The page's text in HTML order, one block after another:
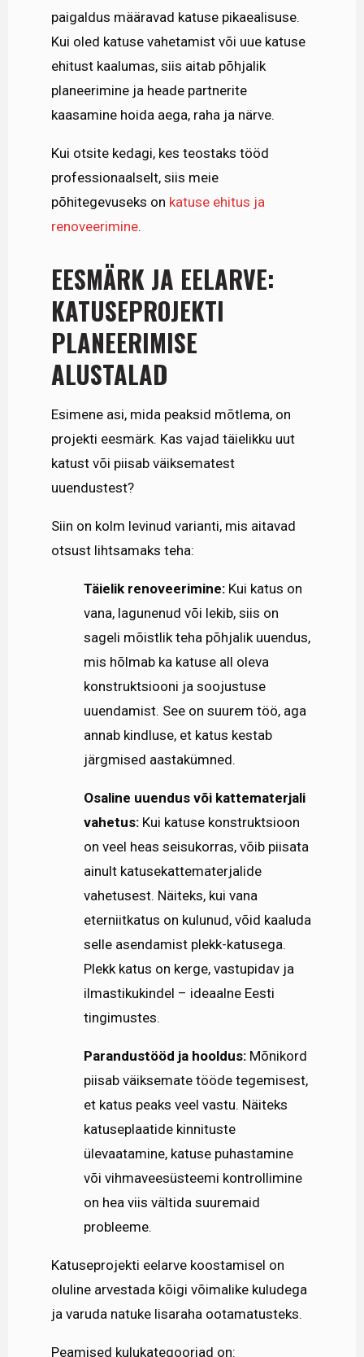
paigaldus määravad katuse pikaealisuse.
Kui oled katuse vahetamist või uue katuse
ehitust kaalumas, siis aitab põhjalik
planeerimine ja heade partnerite
kaasamine hoida aega, raha ja närve.
Kui otsite kedagi, kes teostaks tööd
professionaalselt, siis meie
põhitegevuseks on katuse ehitus ja
renoveerimine.
EESMÄRK JA EELARVE:
KATUSEPROJEKTI
PLANEERIMISE
ALUSTALAD
Esimene asi, mida peaksid mõtlema, on
projekti eesmärk. Kas vajad täielikku uut
katust või piisab väiksematest
uuendustest?
Siin on kolm levinud varianti, mis aitavad
otsust lihtsamaks teha:
Täielik renoveerimine:Kui katus on
vana, lagunenud või lekib, siis on
sageli mõistlik teha põhjalik uuendus,
mis hõlmab ka katuse all oleva
konstruktsiooni ja soojustuse
uuendamist. See on suurem töö, aga
annab kindluse, et katus kestab
järgmised aastakümned.
Osaline uuendus või kattematerjali
vahetus:Kui katuse konstruktsioon
on veel heas seisukorras, võib piisata
ainult katusekattematerjalide
vahetusest. Näiteks, kui vana
eterniitkatus on kulunud, võid kaaluda
selle asendamist plekk-katusega.
Plekk katus on kerge, vastupidav ja
ilmastikukindel – ideaalne Eesti
tingimustes.
Parandustööd ja hooldus:Mõnikord
piisab väiksemate tööde tegemisest,
et katus peaks veel vastu. Näiteks
katuseplaatide kinnituste
ülevaatamine, katuse puhastamine
või vihmaveesüsteemi kontrollimine
on hea viis vältida suuremaid
probleeme.
Katuseprojekti eelarve koostamisel on
oluline arvestada kõigi võimalike kuludega
ja varuda natuke lisaraha ootamatusteks.
Peamised kulukategooriad on: